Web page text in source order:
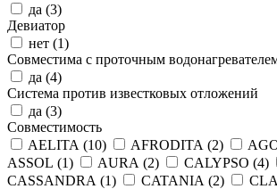
да (3)
Девиатор
нет (1)
Совместима с проточным
да (4)
Система против известковых отложений
да (3)
Совместимость
AELITA (10) AFRODITA (2)
ASSOL (1) AURA (2) CALYPSO (4)
CASSANDRA (1) CATANIA (2)